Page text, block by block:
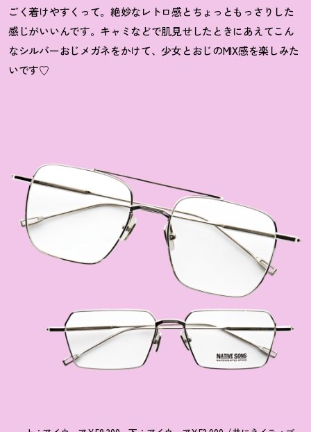
ごく着けやすくって。絶妙なレトロ感とちょっともっさりした
感じがいいんです。キャミなどで肌見せしたときにあえてこん
なシルバーおじメガネをかけて、少女とおじのMIX感を楽しみた
いです♡